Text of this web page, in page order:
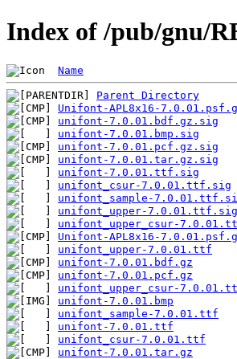
Index of /pub/gnu/
Name
Parent Directory
Unifont-APL8x16-
unifont-7.0.01.bdf.gz.sig
unifont-7.0.01.bmp.sig
unifont-7.0.01.pcf.gz.sig
unifont-7.0.01.tar.gz.sig
unifont-7.0.01.ttf.sig
unifont_csur-7.0.01.ttf.sig
unifont_sample-
unifont_upper-7.0.01.ttf.sig
unifont_upper_csur-
Unifont-APL8x16-
unifont_upper-7.0.01.ttf
unifont-7.0.01.bdf.gz
unifont-7.0.01.pcf.gz
unifont_upper_csur-
unifont-7.0.01.bmp
unifont_sample-7.0.01.ttf
unifont-7.0.01.ttf
unifont_csur-7.0.01.ttf
unifont-7.0.01.tar.gz